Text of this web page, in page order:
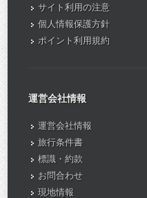
サイト利用の注意
個人情報保護方針
ポイント利用規約
運営会社情報
運営会社情報
旅行条件書
標識・約款
お問合わせ
現地情報